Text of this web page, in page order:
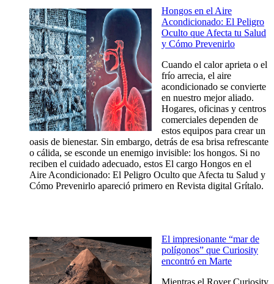
Hongos en el Aire
Acondicionado: El Peligro
Oculto que Afecta tu Salud
y Cómo Prevenirlo
Cuando el calor aprieta o el
frío arrecia, el aire
acondicionado se convierte
en nuestro mejor aliado.
Hogares, oficinas y centros
comerciales dependen de
estos equipos para crear un
oasis de bienestar. Sin embargo, detrás de esa brisa refrescante
o cálida, se esconde un enemigo invisible: los hongos. Si no
reciben el cuidado adecuado, estos El cargo Hongos en el
Aire Acondicionado: El Peligro Oculto que Afecta tu Salud y
Cómo Prevenirlo apareció primero en Revista digital Grítalo.
El impresionante “mar de
polígonos” que Curiosity
encontró en Marte
Mientras el Rover Curiosity